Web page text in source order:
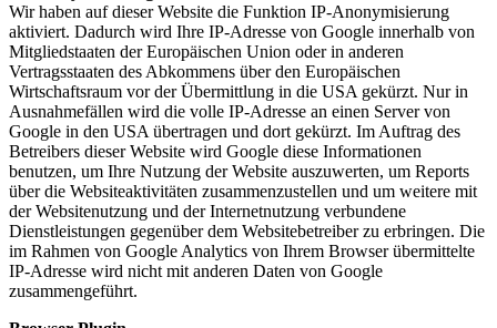
Wir haben auf dieser Website die Funktion IP-Anonymisierung
aktiviert. Dadurch wird Ihre IP-Adresse von Google innerhalb von
Mitgliedstaaten der Europäischen Union oder in anderen
Vertragsstaaten des Abkommens über den Europäischen
Wirtschaftsraum vor der Übermittlung in die USA gekürzt. Nur in
Ausnahmefällen wird die volle IP-Adresse an einen Server von
Google in den USA übertragen und dort gekürzt. Im Auftrag des
Betreibers dieser Website wird Google diese Informationen
benutzen, um Ihre Nutzung der Website auszuwerten, um Reports
über die Websiteaktivitäten zusammenzustellen und um weitere mit
der Websitenutzung und der Internetnutzung verbundene
Dienstleistungen gegenüber dem Websitebetreiber zu erbringen. Die
im Rahmen von Google Analytics von Ihrem Browser übermittelte
IP-Adresse wird nicht mit anderen Daten von Google
zusammengeführt.